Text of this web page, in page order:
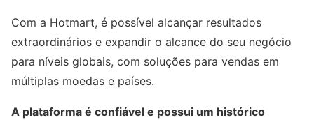
Com a Hotmart, é possível alcançar resultados
extraordinários e expandir o alcance do seu negócio
para níveis globais, com soluções para vendas em
múltiplas moedas e países.
A plataforma é confiável e possui um histórico